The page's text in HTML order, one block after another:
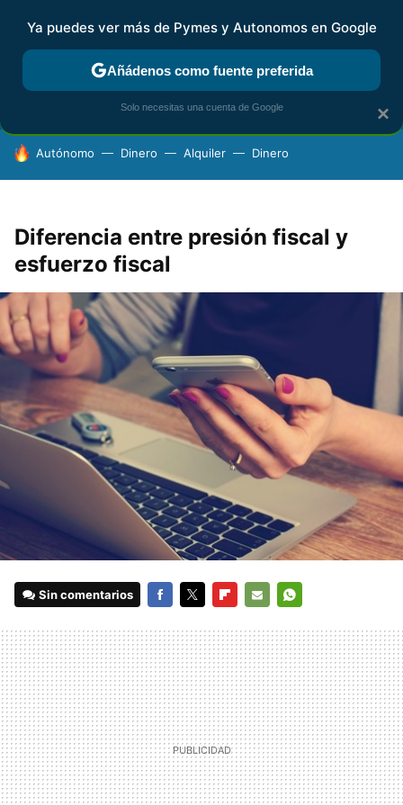
FISCALIDAD Y CONTABILIDAD KIT DIGITAL RENTA
HOY SE HABLA DE
Autónomo Dinero Alquiler Dinero
Diferencia entre presión fiscal y
esfuerzo fiscal
Sin comentarios
MAIL
×
Ya puedes ver más de Pymes y Autonomos en Google
Añádenos como fuente preferida
Solo necesitas una cuenta de Google